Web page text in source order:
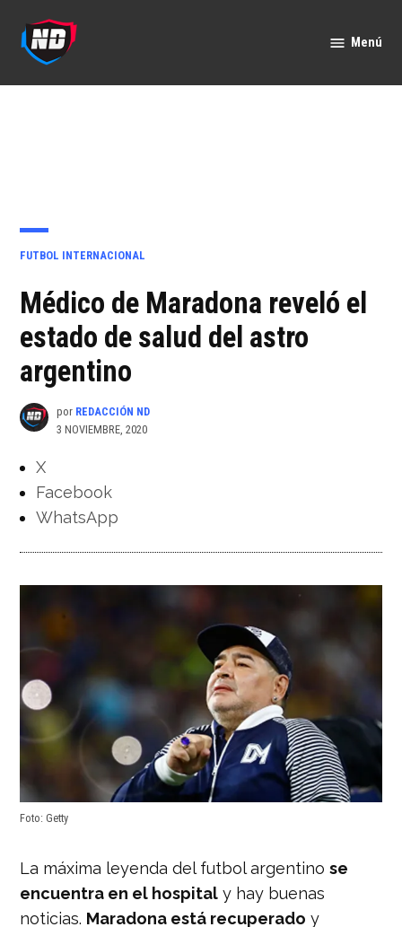
contenido
Menú
PUBLICADO
FUTBOL INTERNACIONAL
Médico de Maradona reveló el
estado de salud del astro
argentino
por REDACCIÓN ND
3 NOVIEMBRE, 2020
X
Facebook
WhatsApp
Foto: Getty
La máxima leyenda del futbol argentinose
encuentra en el hospital y hay buenas
noticias. Maradona está recuperado y